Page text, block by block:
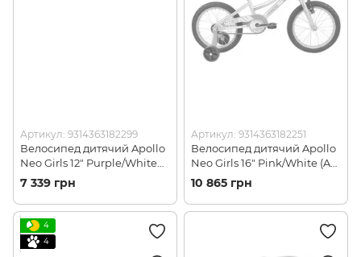
Артикул: 9314363182299
Велосипед дитячий Apollo
Neo Girls 12" Purple/White
(AP SKD-66-57)
7 339 грн
Артикул: 9314363182251
Велосипед дитячий Apollo
Neo Girls 16" Pink/White (AP
SKD-11-71)
10 865 грн
4
4